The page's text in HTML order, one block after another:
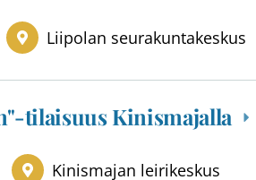
Liipolan seurakuntakeskus
tilaisuus Kinismajalla
Kinismajan leirikeskus